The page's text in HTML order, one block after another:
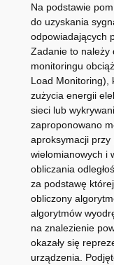
Na podstawie
do uzyskania
odpowiadających
Zadanie to należy
monitoringu
Load Monitoring),
zużycia energii
sieci lub
zaproponowano
aproksymacji przy
wielomianowych i
obliczania
za podstawę
obliczony
algorytmów
na znalezienie
okazały się
urządzenia.